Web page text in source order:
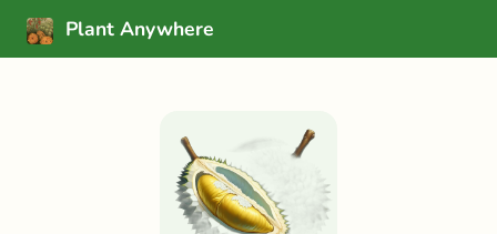
Plant Anywhere